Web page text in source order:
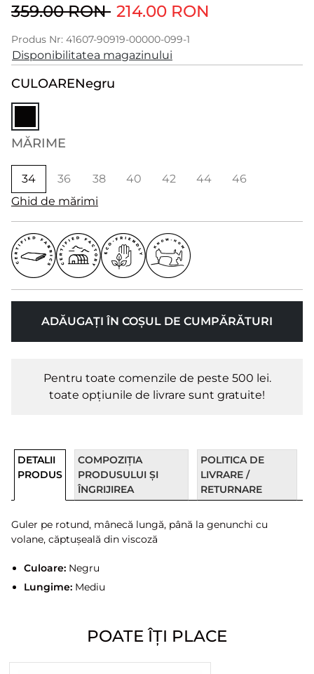
359.00 RON 214.00 RON
Produs Nr: 41607-90919-00000-099-1
Disponibilitatea magazinului
CULOARENegru
MĂRIME
34 36 38 40 42 44
46
Ghid de mărimi
ADĂUGAȚI ÎN COȘUL DE CUMPĂRĂTURI
Pentru toate comenzile de peste 500 lei.
toate opțiunile de livrare sunt gratuite!
DETALII
PRODUS
COMPOZIȚIA
PRODUSULUI ȘI
ÎNGRIJIREA
POLITICA DE
LIVRARE /
RETURNARE
Guler pe rotund, mânecă lungă, până la genunchi cu
volane, căptușeală din viscoză
Culoare:Negru
Lungime:Mediu
POATE ÎȚI PLACE